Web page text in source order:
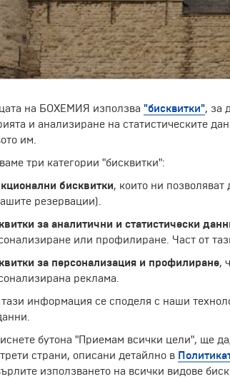
като ,,камък” и вероятно
през 13. век и до 19. век търпи
встрани от града, но всъщност
крепостта е единственото, което е
личност.
на БОХЕМИЯ използва "бисквитки", за
и анализиране на статистическите
им.
три категории "бисквитки":
бисквитки, които ни
резервации).
за аналитични и статистически
или профилиране. Част от
за персонализация и профилиране,
реклама.
тази информация се споделя с наши
бутона "Приемам всички цели", ще
страни, описани детайлно в
използването на всички видове